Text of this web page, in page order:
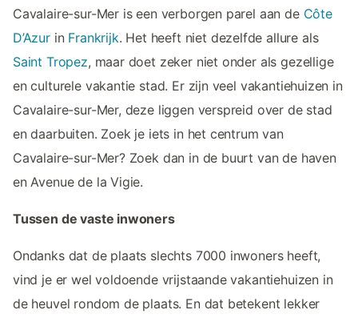
Cavalaire-sur-Mer is een verborgen parel aan de Côte
D’Azurin Frankrijk. Het heeft niet dezelfde allure als
Saint Tropez, maar doet zeker niet onder als gezellige
en culturele vakantie stad. Er zijn veel vakantiehuizen in
Cavalaire-sur-Mer, deze liggen verspreid over de stad
en daarbuiten. Zoek je iets in het centrum van
Cavalaire-sur-Mer? Zoek dan in de buurt van de haven
en Avenue de la Vigie.
Tussen de vaste inwoners
Ondanks dat de plaats slechts 7000 inwoners heeft,
vind je er wel voldoende vrijstaande vakantiehuizen in
de heuvel rondom de plaats. En dat betekent lekker